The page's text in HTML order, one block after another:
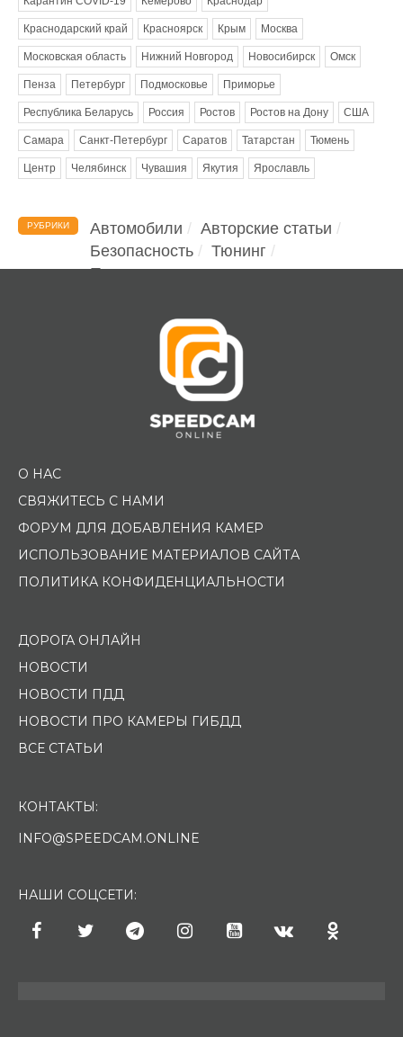
Краснодарский край Красноярск Крым Москва
Московская область Нижний Новгород Новосибирск Омск
Пенза Петербург Подмосковье Приморье
Республика Беларусь Россия Ростов Ростов на Дону США
Самара Санкт-Петербург Саратов Татарстан Тюмень
Центр Челябинск Чувашия Якутия Ярославль
РУБРИКИ Автомобили
Авторские статьи
Безопасность
Тюнинг
Помощь водителю
О НАС
СВЯЖИТЕСЬ С НАМИ
ФОРУМ ДЛЯ ДОБАВЛЕНИЯ КАМЕР
ИСПОЛЬЗОВАНИЕ МАТЕРИАЛОВ САЙТА
ПОЛИТИКА КОНФИДЕНЦИАЛЬНОСТИ
ДОРОГА ОНЛАЙН
НОВОСТИ
НОВОСТИ ПДД
НОВОСТИ ПРО КАМЕРЫ ГИБДД
ВСЕ СТАТЬИ
КОНТАКТЫ:
INFO@SPEEDCAM.ONLINE
НАШИ СОЦСЕТИ: